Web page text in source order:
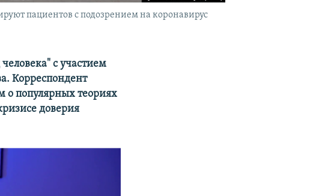
пациентов с подозрением на коронавирус
с участием
Корреспондент
о популярных теориях
доверия